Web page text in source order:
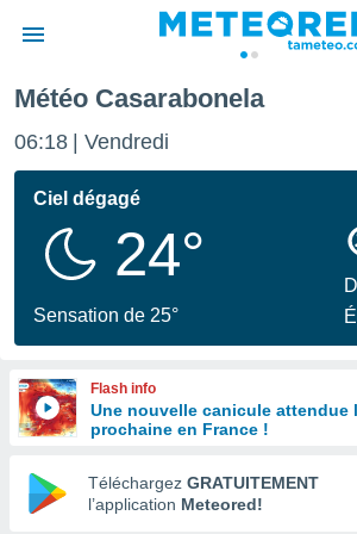
de
en
Météo Casarabonela
06:18 Vendredi
Ciel dégagé
24°
Sensation de 25°
Flash info
Une nouvelle canicule attendue
prochaine en France !
Téléchargez GRATUITEMENT
l’application Meteored!